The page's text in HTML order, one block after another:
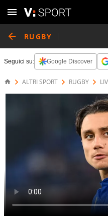
RUGBY
Seguici su: Google Discover
ALTRI SPORT RUGBY